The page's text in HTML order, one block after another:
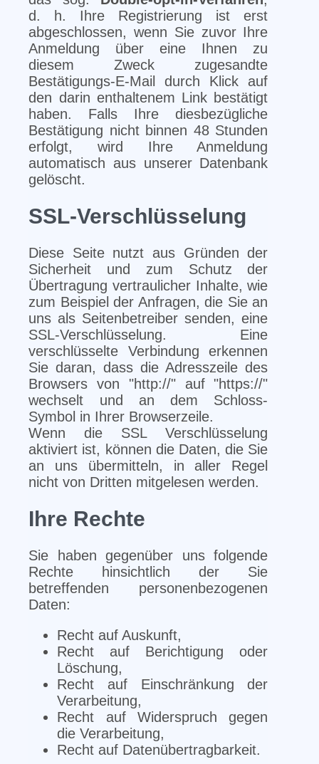
d. h. Ihre Registrierung ist erst
abgeschlossen, wenn Sie zuvor Ihre
Anmeldung über eine Ihnen zu
diesem Zweck zugesandte
Bestätigungs-E-Mail durch Klick auf
den darin enthaltenem Link bestätigt
haben. Falls Ihre diesbezügliche
Bestätigung nicht binnen 48 Stunden
erfolgt, wird Ihre Anmeldung
automatisch aus unserer Datenbank
gelöscht.
SSL-Verschlüsselung
Diese Seite nutzt aus Gründen der
Sicherheit und zum Schutz der
Übertragung vertraulicher Inhalte, wie
zum Beispiel der Anfragen, die Sie an
uns als Seitenbetreiber senden, eine
SSL-Verschlüsselung. Eine
verschlüsselte Verbindung erkennen
Sie daran, dass die Adresszeile des
Browsers von "http://" auf "https://"
wechselt und an dem Schloss-
Symbol in Ihrer Browserzeile.
Wenn die SSL Verschlüsselung
aktiviert ist, können die Daten, die Sie
an uns übermitteln, in aller Regel
nicht von Dritten mitgelesen werden.
Ihre Rechte
Sie haben gegenüber uns folgende
Rechte hinsichtlich der Sie
betreffenden personenbezogenen
Daten:
Recht auf Auskunft,
Recht auf Berichtigung oder
Löschung,
Recht auf Einschränkung der
Verarbeitung,
Recht auf Widerspruch gegen
die Verarbeitung,
Recht auf Datenübertragbarkeit.